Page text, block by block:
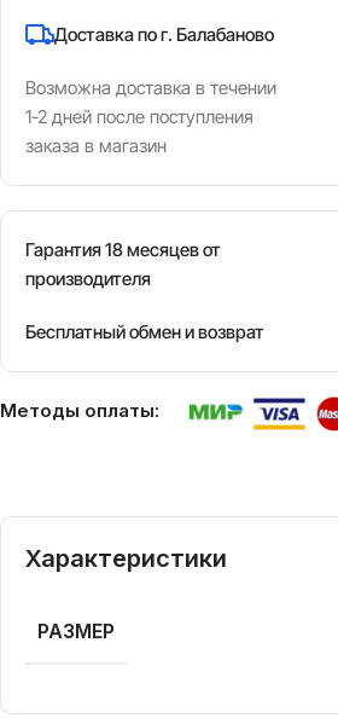
Доставка по г. Балабаново
Возможна доставка в течении
1-2 дней после поступления
заказа в магазин
Гарантия 18 месяцев от
производителя
Бесплатный обмен и возврат
Методы оплаты:
Характеристики
РАЗМЕР